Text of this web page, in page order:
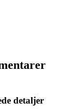
detaljer